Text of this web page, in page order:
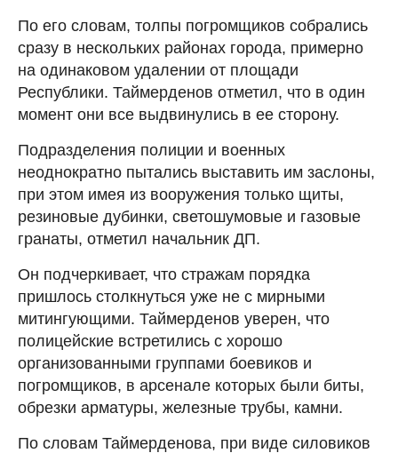
По его словам, толпы погромщиков собрались
сразу в нескольких районах города, примерно
на одинаковом удалении от площади
Республики. Таймерденов отметил, что в один
момент они все выдвинулись в ее сторону.
Подразделения полиции и военных
неоднократно пытались выставить им заслоны,
при этом имея из вооружения только щиты,
резиновые дубинки, светошумовые и газовые
гранаты, отметил начальник ДП.
Он подчеркивает, что стражам порядка
пришлось столкнуться уже не с мирными
митингующими. Таймерденов уверен, что
полицейские встретились с хорошо
организованными группами боевиков и
погромщиков, в арсенале которых были биты,
обрезки арматуры, железные трубы, камни.
По словам Таймерденова, при виде силовиков